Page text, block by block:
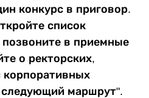
конкурс в приговор.
список
позвоните в приемные
о ректорских,
корпоративных
маршрут".